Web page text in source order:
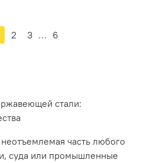
2 3 … 6
стали:
неотъемлемая часть любого
суда или промышленные